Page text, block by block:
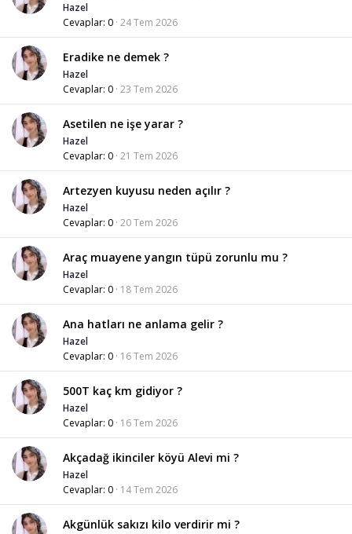
Hazel
Cevaplar 0 24 Tem 2026
Eradike ne demek ?
Hazel
Cevaplar 0 23 Tem 2026
Asetilen ne işe yarar ?
Hazel
Cevaplar 0 21 Tem 2026
Artezyen kuyusu neden açılır ?
Hazel
Cevaplar 0 20 Tem 2026
Araç muayene yangın tüpü zorunlu mu ?
Hazel
Cevaplar 0 18 Tem 2026
Ana hatları ne anlama gelir ?
Hazel
Cevaplar 0 16 Tem 2026
500T kaç km gidiyor ?
Hazel
Cevaplar 0 16 Tem 2026
Akçadağ ikinciler köyü Alevi mi ?
Hazel
Cevaplar 0 14 Tem 2026
Akgünlük sakızı kilo verdirir mi ?